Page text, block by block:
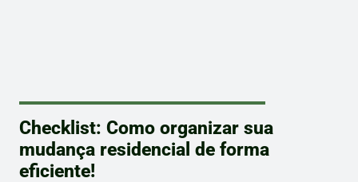
Checklist: Como organizar sua
mudança residencial de forma
eficiente!